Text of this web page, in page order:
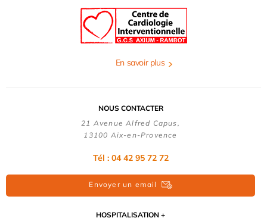
En savoir plus
NOUS CONTACTER
21 Avenue Alfred Capus,
13100 Aix-en-Provence
Tél : 04 42 95 72 72
Envoyer un email
HOSPITALISATION